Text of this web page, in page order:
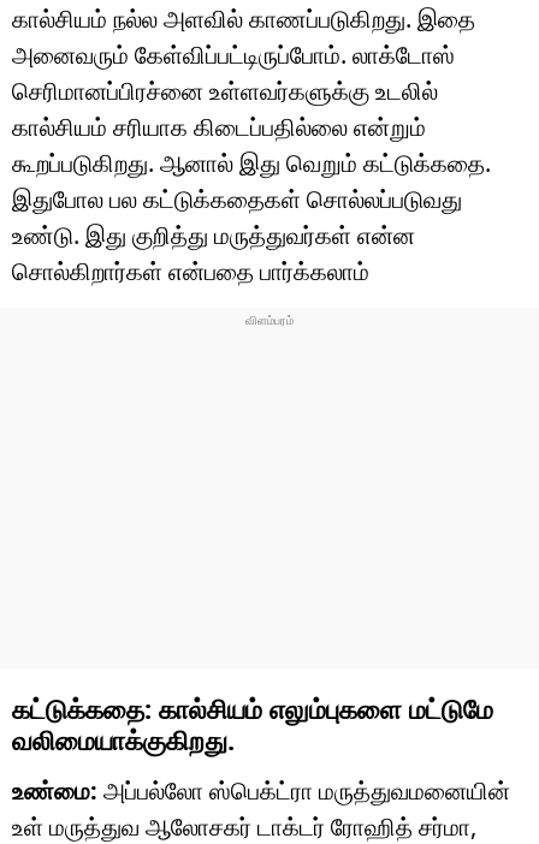
கால்சியம் நல்ல அளவில் காணப்படுகிறது. இதை
அனைவரும் கேள்விப்பட்டிருப்போம். லாக்டோஸ்
செரிமானப்பிரச்னை உள்ளவர்களுக்கு உடலில்
கால்சியம் சரியாக கிடைப்பதில்லை என்றும்
கூறப்படுகிறது. ஆனால் இது வெறும் கட்டுக்கதை.
இதுபோல பல கட்டுக்கதைகள் சொல்லப்படுவது
உண்டு. இது குறித்து மருத்துவர்கள் என்ன
சொல்கிறார்கள் என்பதை பார்க்கலாம்
கட்டுக்கதை: கால்சியம் எலும்புகளை மட்டுமே
வலிமையாக்குகிறது.
உண்மை: அப்பல்லோ ஸ்பெக்ட்ரா மருத்துவமனையின்
உள் மருத்துவ ஆலோசகர் டாக்டர் ரோஹித் சர்மா,